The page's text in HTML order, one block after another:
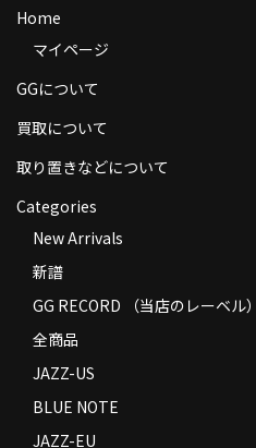
商品の発送
お支払い方法
Privacy Policy
特定商取引法に基づく表示
Home
マイページ
GGについて
買取について
取り置きなどについて
Categories
New Arrivals
新譜
GG RECORD （当店のレーベル）
全商品
JAZZ-US
BLUE NOTE
JAZZ-EU